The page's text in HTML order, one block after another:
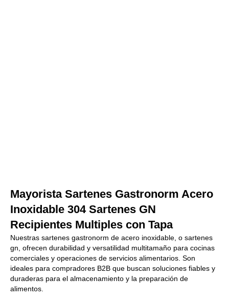
Mayorista Sartenes Gastronorm Acero
Inoxidable 304 Sartenes GN
Recipientes Multiples con Tapa
Nuestras sartenes gastronorm de acero inoxidable, o sartenes
gn, ofrecen durabilidad y versatilidad multitamaño para cocinas
comerciales y operaciones de servicios alimentarios. Son
ideales para compradores B2B que buscan soluciones fiables y
duraderas para el almacenamiento y la preparación de
alimentos.